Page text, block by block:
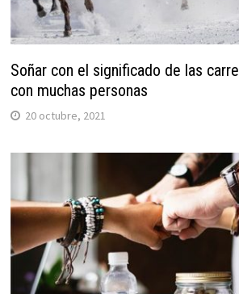
Soñar con el significado de las
con muchas personas
20 octubre, 2021